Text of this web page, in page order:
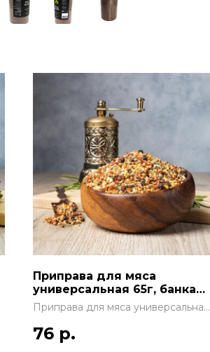
Приправа для мяса
универсальная 65г, банка
150 мл
Приправа для мяса универсальная
76 р.